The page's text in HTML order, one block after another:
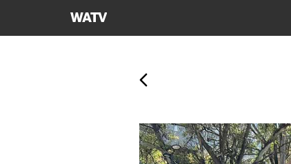
하나님의교회